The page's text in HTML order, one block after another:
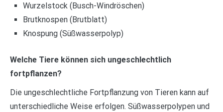
Wurzelstock (Busch-Windröschen)
Brutknospen (Brutblatt)
Knospung (Süßwasserpolyp)
Welche Tiere können sich ungeschlechtlich
fortpflanzen?
Die ungeschlechtliche Fortpflanzung von Tieren kann auf
unterschiedliche Weise erfolgen. Süßwasserpolypen und